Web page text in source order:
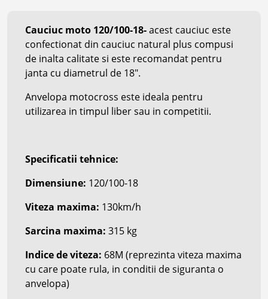
Cauciuc moto 120/100-18-acest cauciuc este
confectionat din cauciuc natural plus compusi
de inalta calitate si este recomandat pentru
janta cu diametrul de 18".
Anvelopa motocross este ideala pentru
utilizarea in timpul liber sau in competitii.
Specificatii tehnice:
Dimensiune: 120/100-18
Viteza maxima: 130km/h
Sarcina maxima: 315 kg
Indice de viteza: 68M (reprezinta viteza maxima
cu care poate rula, in conditii de siguranta o
anvelopa)